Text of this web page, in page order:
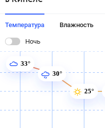
Температура Влажность
Ночь
33°
30°
25°